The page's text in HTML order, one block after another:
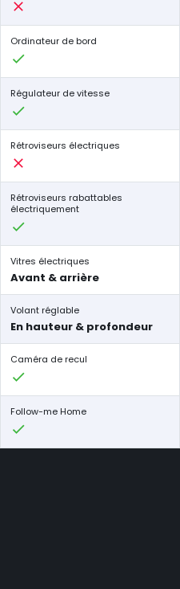
Ordinateur de bord
Régulateur de vitesse
Rétroviseurs électriques
Rétroviseurs rabattables
électriquement
Vitres électriques
Avant & arrière
Volant réglable
En hauteur & profondeur
Caméra de recul
Follow-me Home